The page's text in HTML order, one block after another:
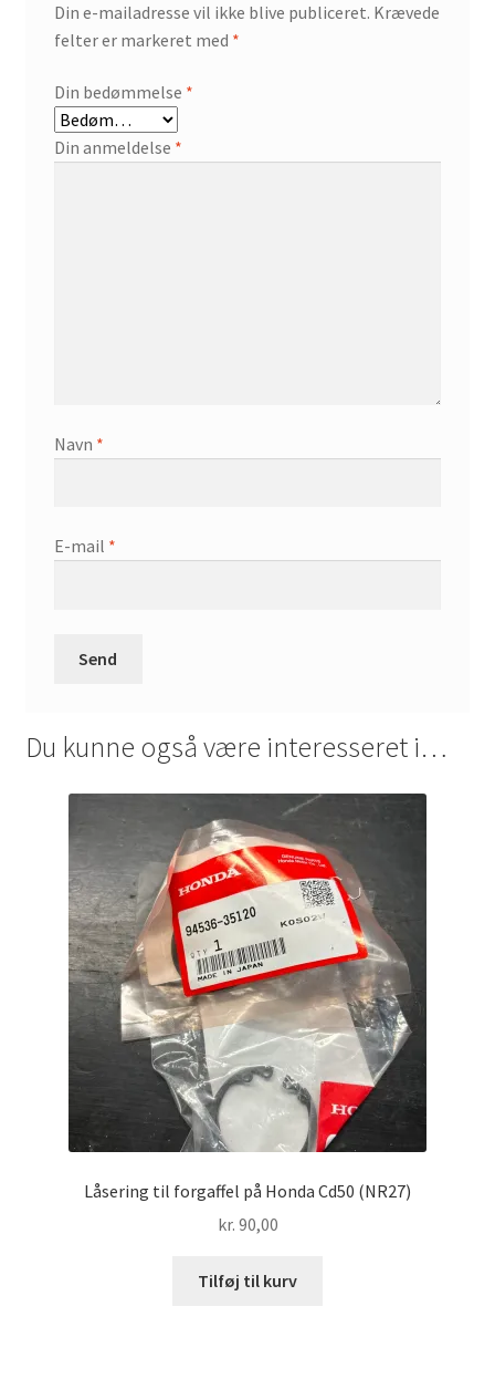
Din e-mailadresse vil ikke blive publiceret. Krævede
felter er markeret med *
Din bedømmelse *
Din anmeldelse *
Navn *
E-mail *
Du kunne også være interesseret i…
Låsering til forgaffel på Honda Cd50 (NR27)
kr. 90,00
Tilføj til kurv